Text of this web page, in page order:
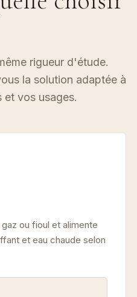
rigueur d'étude.
la solution adaptée à
vos usages.
ou fioul et alimente
et eau chaude selon